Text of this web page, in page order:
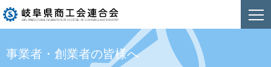
事業者・創業者の皆様へ